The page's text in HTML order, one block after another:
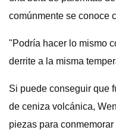
comúnmente se conoce
"Podría hacer lo mismo
derrite a la misma
Si puede conseguir que
de ceniza volcánica,
piezas para